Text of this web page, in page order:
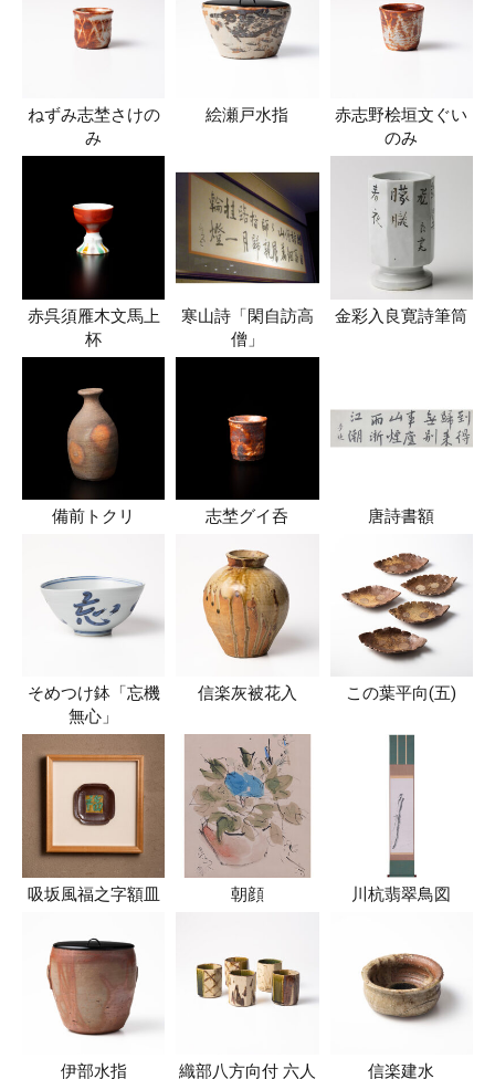
ねずみ志埜さけの
み
絵瀬戸水指
赤志野桧垣文ぐい
のみ
赤呉須雁木文馬上
杯
寒山詩「閑自訪高
僧」
金彩入良寛詩筆筒
備前トクリ 志埜グイ呑 唐詩書額
そめつけ鉢「忘機
無心」
信楽灰被花入 この葉平向(五)
吸坂風福之字額皿 朝顔 川杭翡翠鳥図
伊部水指 織部八方向付 六人 信楽建水